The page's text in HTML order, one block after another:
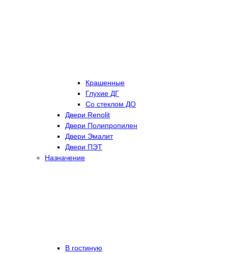
Крашенные
Глухие ДГ
Со стеклом ДО
Двери Renolit
Двери Полипропилен
Двери Эмалит
Двери ПЭТ
Назначение
В гостиную